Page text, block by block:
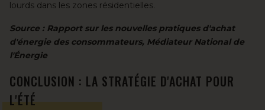
lourds dans les zones résidentielles.
Source : Rapport sur les nouvelles pratiques d'achat
d'énergie des consommateurs, Médiateur National de
l'Énergie
CONCLUSION : LA STRATÉGIE D'ACHAT POUR
L'ÉTÉ